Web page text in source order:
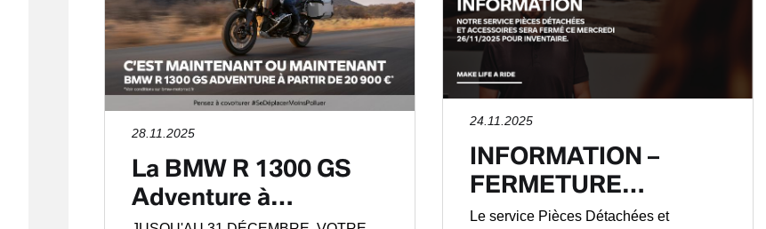
28.11.2025
La BMW R 1300 GS
Adventure à…
24.11.2025
INFORMATION –
FERMETURE…
Le service Pièces Détachées et